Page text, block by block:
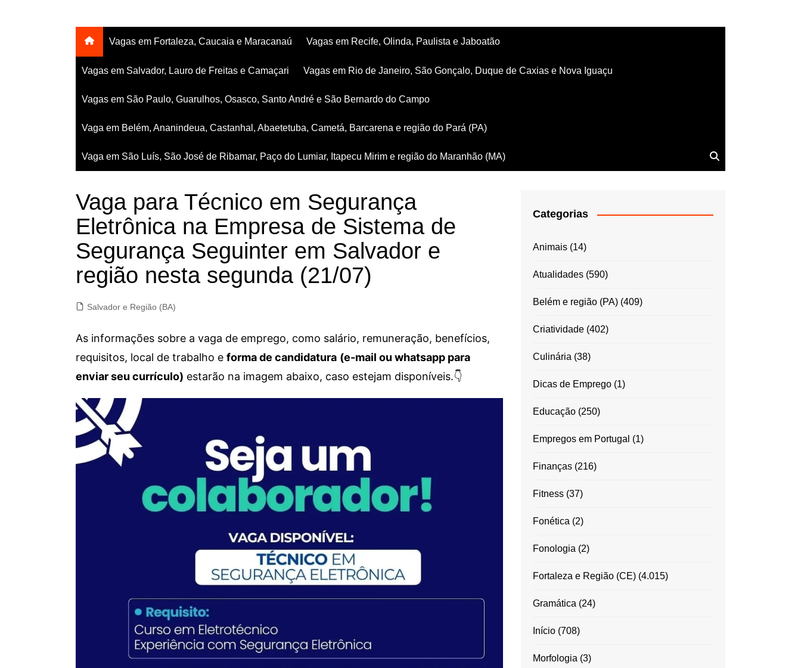
Vagas em Fortaleza, Caucaia e Maracanaú Vagas em Recife, Olinda, Paulista e Jaboatão
Vagas em Salvador, Lauro de Freitas e Camaçari Vagas em Rio de Janeiro, São Gonçalo, Duque de Caxias e Nova Iguaçu
Vagas em São Paulo, Guarulhos, Osasco, Santo André e São Bernardo do Campo
Vaga em Belém, Ananindeua, Castanhal, Abaetetuba, Cametá, Barcarena e região do Pará (PA)
Vaga em São Luís, São José de Ribamar, Paço do Lumiar, Itapecu Mirim e região do Maranhão (MA)
Vaga para Técnico em Segurança
Eletrônica na Empresa de Sistema de
Segurança Seguinter em Salvador e
região nesta segunda (21/07)
Salvador e Região (BA)
As informações sobre a vaga de emprego, como salário, remuneração, benefícios,
requisitos, local de trabalho e forma de candidatura (e-mail ou whatsapp para
enviar seu currículo) estarão na imagem abaixo, caso estejam disponíveis.👇
Categorias
Animais(14)
Atualidades(590)
Belém e região (PA)(409)
Criatividade(402)
Culinária (38)
Dicas de Emprego(1)
Educação(250)
Empregos em Portugal (1)
Finanças(216)
Fitness(37)
Fonética (2)
Fonologia (2)
Fortaleza e Região (CE)(4.015)
Gramática (24)
Início(708)
Morfologia (3)